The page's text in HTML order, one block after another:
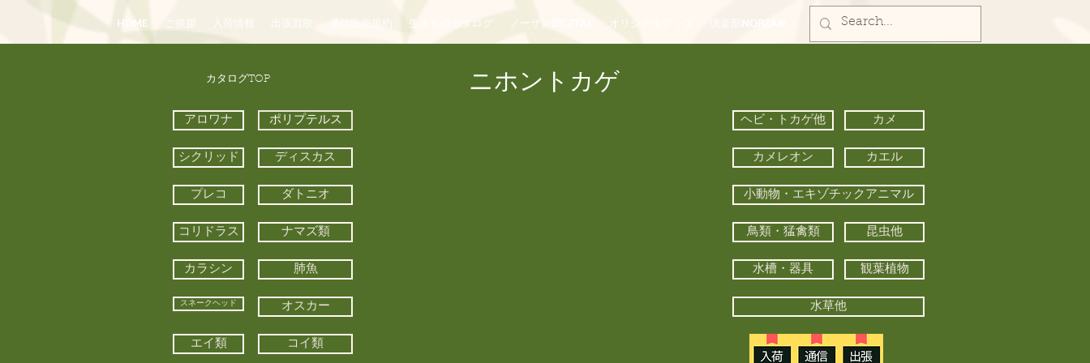
HOME ご挨拶 入荷情報 出張買取 通信販売規約 生きものカタログ ノーザンDIGITAL オリジナルグッズ
​カタログTOP
アロワナ ポリプテルス
シクリッド ディスカス
プレコ ダトニオ
コリドラス ナマズ類
カラシン 肺魚
スネークヘッド オスカー
エイ類 コイ類
ニホントカゲ
ヘビ・トカゲ他 カメ
カメレオン カエル
小動物・エキゾチックアニマル
鳥類・猛禽類 昆虫他
水槽・器具 観葉植物
水草他